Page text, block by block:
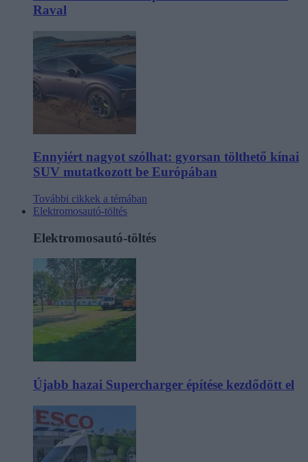
Raval
Ennyiért nagyot szólhat: gyorsan tölthető kínai
SUV mutatkozott be Európában
További cikkek a témában
Elektromosautó-töltés
Elektromosautó-töltés
Újabb hazai Supercharger építése kezdődött el